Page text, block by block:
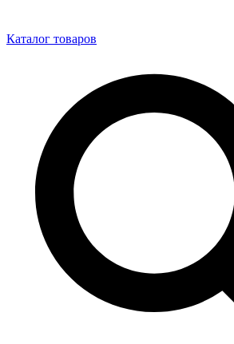
Каталог товаров